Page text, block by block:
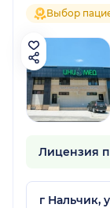
Выбор
Лицензия
г Нальчик,